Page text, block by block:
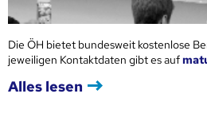
Die ÖH bietet bundesweit kostenlose
jeweiligen Kontaktdaten gibt es auf
Alles lesen